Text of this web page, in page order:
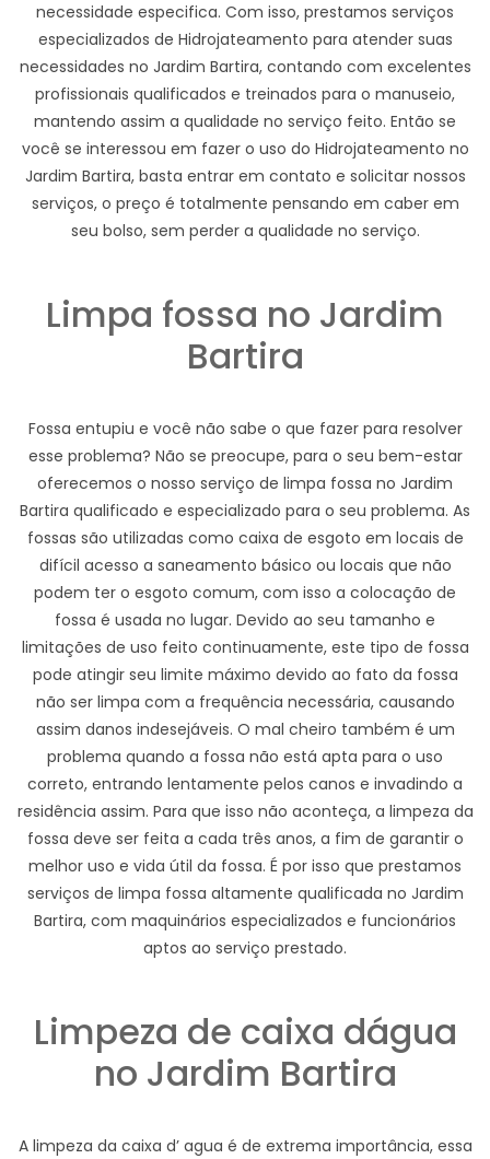
necessidade especifica. Com isso, prestamos serviços
especializados de Hidrojateamento para atender suas
necessidades no Jardim Bartira, contando com excelentes
profissionais qualificados e treinados para o manuseio,
mantendo assim a qualidade no serviço feito. Então se
você se interessou em fazer o uso do Hidrojateamento no
Jardim Bartira, basta entrar em contato e solicitar nossos
serviços, o preço é totalmente pensando em caber em
seu bolso, sem perder a qualidade no serviço.
Limpa fossa no Jardim
Bartira
Fossa entupiu e você não sabe o que fazer para resolver
esse problema? Não se preocupe, para o seu bem-estar
oferecemos o nosso serviço de limpa fossa no Jardim
Bartira qualificado e especializado para o seu problema. As
fossas são utilizadas como caixa de esgoto em locais de
difícil acesso a saneamento básico ou locais que não
podem ter o esgoto comum, com isso a colocação de
fossa é usada no lugar. Devido ao seu tamanho e
limitações de uso feito continuamente, este tipo de fossa
pode atingir seu limite máximo devido ao fato da fossa
não ser limpa com a frequência necessária, causando
assim danos indesejáveis. O mal cheiro também é um
problema quando a fossa não está apta para o uso
correto, entrando lentamente pelos canos e invadindo a
residência assim. Para que isso não aconteça, a limpeza da
fossa deve ser feita a cada três anos, a fim de garantir o
melhor uso e vida útil da fossa. É por isso que prestamos
serviços de limpa fossa altamente qualificada no Jardim
Bartira, com maquinários especializados e funcionários
aptos ao serviço prestado.
Limpeza de caixa dágua
no Jardim Bartira
A limpeza da caixa d’ agua é de extrema importância, essa